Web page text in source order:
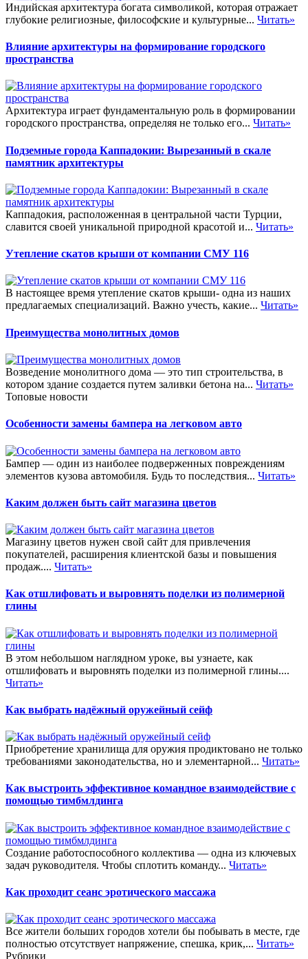
Индийская архитектура богата символикой, которая отражает
глубокие религиозные, философские и культурные... Читать»
Влияние архитектуры на формирование городского
пространства
Архитектура играет фундаментальную роль в формировании
городского пространства, определяя не только его... Читать»
Подземные города Каппадокии: Вырезанный в скале
памятник архитектуры
Каппадокия, расположенная в центральной части Турции,
славится своей уникальной природной красотой и... Читать»
Утепление скатов крыши от компании СМУ 116
В настоящее время утепление скатов крыши- одна из наших
предлагаемых специализаций. Важно учесть, какие... Читать»
Преимущества монолитных домов
Возведение монолитного дома — это тип строительства, в
котором здание создается путем заливки бетона на... Читать»
Топовые новости
Особенности замены бампера на легковом авто
Бампер — один из наиболее подверженных повреждениям
элементов кузова автомобиля. Будь то последствия... Читать»
Каким должен быть сайт магазина цветов
Магазину цветов нужен свой сайт для привлечения
покупателей, расширения клиентской базы и повышения
продаж.... Читать»
Как отшлифовать и выровнять поделки из полимерной
глины
В этом небольшом наглядном уроке, вы узнаете, как
отшлифовать и выровнять поделки из полимерной глины....
Читать»
Как выбрать надёжный оружейный сейф
Приобретение хранилища для оружия продиктовано не только
требованиями законодательства, но и элементарной... Читать»
Как выстроить эффективное командное взаимодействие с
помощью тимбмлдинга
Создание работоспособного коллектива — одна из ключевых
задач руководителя. Чтобы сплотить команду... Читать»
Как проходит сеанс эротического массажа
Все жители больших городов хотели бы побывать в месте, где
полностью отсутствует напряжение, спешка, крик,... Читать»
Рубрики